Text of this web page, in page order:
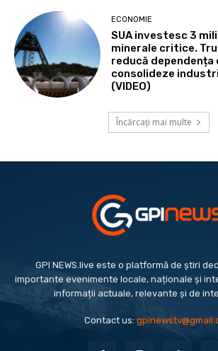
ECONOMIE
SUA investesc 3
minerale critice.
reducă dependența
consolideze
(VIDEO)
Încărcați mai multe
GPI NEWS.live este o platformă de știri
importante evenimente locale, naționale și
informații actuale, relevante și de
Contact us: